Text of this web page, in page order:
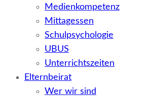
Medienkompetenz
Mittagessen
Schulpsychologie
UBUS
Unterrichtszeiten
Elternbeirat
Wer wir sind